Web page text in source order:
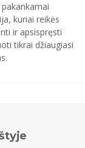
kuriai reikės
ir apsispręsti
tikrai džiaugiasi